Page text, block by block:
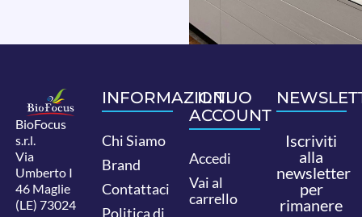
BioFocus
s.r.l.
Via
Umberto I
46 Maglie
(LE) 73024
INFORMAZIONI
Chi Siamo
Brand
Contattaci
Politica di
IL TUO
ACCOUNT
Accedi
Vai al
carrello
Iscriviti
alla
newsletter
per
rimanere